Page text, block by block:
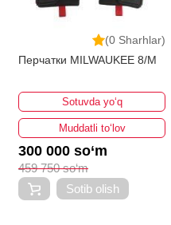
(0 Sharhlar)
Перчатки MILWAUKEE 8/M
Sotuvda yo‘q
Muddatli to‘lov
300 000 so‘m
459 750 so‘m
Sotib olish